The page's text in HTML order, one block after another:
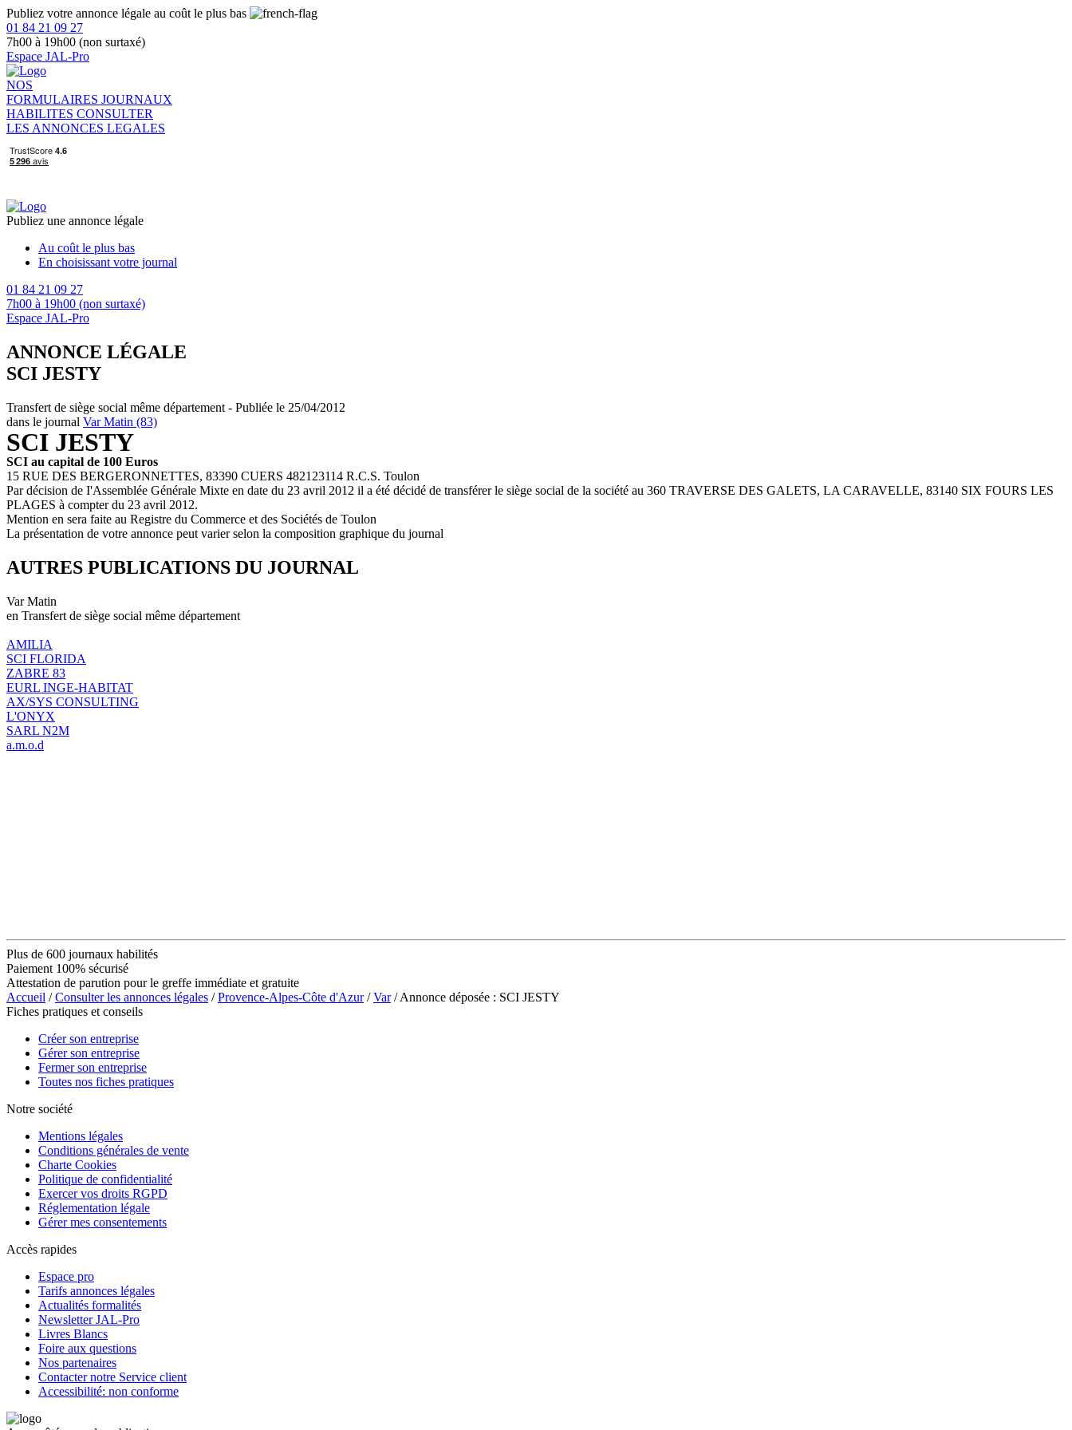
Publiez votre annonce légale au coût le plus bas
01 84 21 09 27
7h00 à 19h00 (non surtaxé)
Espace JAL-Pro
NOS
FORMULAIRES JOURNAUX
HABILITES CONSULTER
LES ANNONCES LEGALES
Publiez une annonce légale
Au coût le plus bas
En choisissant votre journal
01 84 21 09 27
7h00 à 19h00 (non surtaxé)
Espace JAL-Pro
ANNONCE LÉGALE
SCI JESTY
Transfert de siège social même département - Publiée le 25/04/2012
dans le journal Var Matin (83)
SCI JESTY
SCI au capital de 100 Euros
15 RUE DES BERGERONNETTES, 83390 CUERS 482123114 R.C.S. Toulon
Par décision de I'Assemblée Générale Mixte en date du 23 avril 2012 il a été décidé de transférer le siège social de la société au 360 TRAVERSE DES GALETS, LA CARAVELLE, 83140 SIX FOURS LES
PLAGES à compter du 23 avril 2012.
Mention en sera faite au Registre du Commerce et des Sociétés de Toulon
La présentation de votre annonce peut varier selon la composition graphique du journal
AUTRES PUBLICATIONS DU JOURNAL
Var Matin
en Transfert de siège social même département
AMILIA
SCI FLORIDA
ZABRE 83
EURL INGE-HABITAT
AX/SYS CONSULTING
L'ONYX
SARL N2M
a.m.o.d
Plus de 600 journaux habilités
Paiement 100% sécurisé
Attestation de parution pour le greffe immédiate et gratuite
Accueil /Consulter les annonces légales /Provence-Alpes-Côte d'Azur/Var/ Annonce déposée : SCI JESTY
Fiches pratiques et conseils
Créer son entreprise
Gérer son entreprise
Fermer son entreprise
Toutes nos fiches pratiques
Notre société
Mentions légales
Conditions générales de vente
Charte Cookies
Politique de confidentialité
Exercer vos droits RGPD
Réglementation légale
Gérer mes consentements
Accès rapides
Espace pro
Tarifs annonces légales
Actualités formalités
Newsletter JAL-Pro
Livres Blancs
Foire aux questions
Nos partenaires
Contacter notre Service client
Accessibilité: non conforme